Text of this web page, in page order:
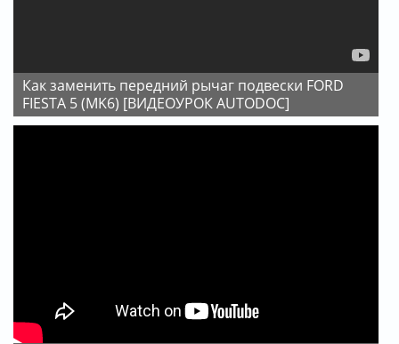
Как заменить передний рычаг подвески FORD
FIESTA 5 (MK6) [ВИДЕОУРОК AUTODOC]